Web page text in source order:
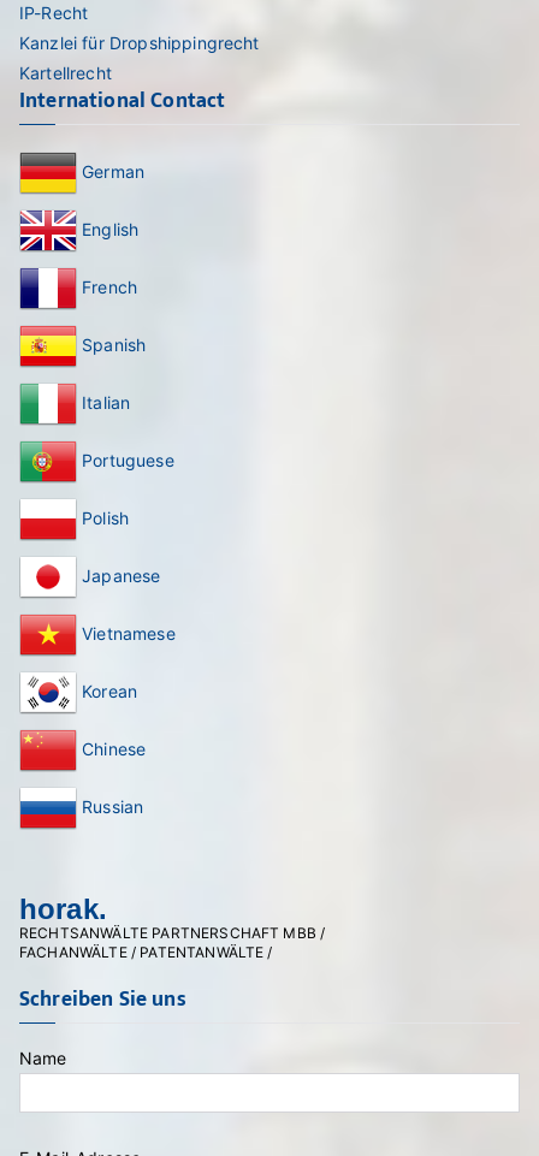
IP-Recht
Kanzlei für Dropshippingrecht
Kartellrecht
International Contact
German
English
French
Spanish
Italian
Portuguese
Polish
Japanese
Vietnamese
Korean
Chinese
Russian
horak.
RECHTSANWÄLTE PARTNERSCHAFT MBB /
FACHANWÄLTE / PATENTANWÄLTE /
Schreiben Sie uns
Name